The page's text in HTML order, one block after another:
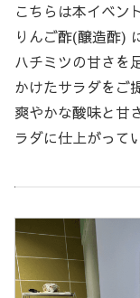
こちらは本イベン
りんご酢(醸造酢)
ハチミツの甘さを
かけたサラダをご
爽やかな酸味と甘
ラダに仕上がって